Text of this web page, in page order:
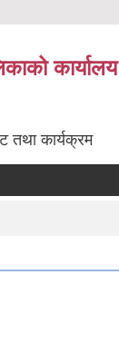
कार्यालय
तथा कार्यक्रम